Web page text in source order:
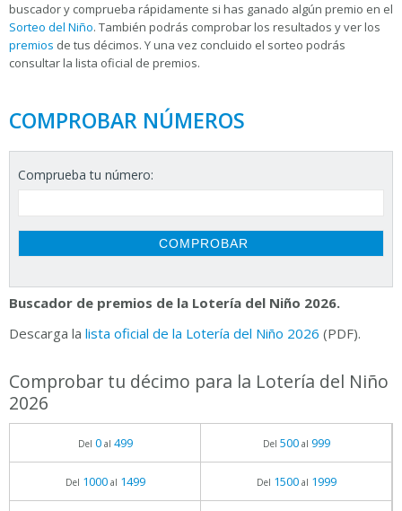
buscador y comprueba rápidamente si has ganado algún premio en el
Sorteo del Niño. También podrás comprobar los resultados y ver los
premios de tus décimos. Y una vez concluido el sorteo podrás
consultar la lista oficial de premios.
COMPROBAR NÚMEROS
Comprueba tu número:
Buscador de premios de la Lotería del Niño 2026.
Descarga la lista oficial de la Lotería del Niño 2026 (PDF).
Comprobar tu décimo para la Lotería del Niño
2026
Del 0al 499 Del 500al 999
Del 1000al 1499 Del 1500al 1999